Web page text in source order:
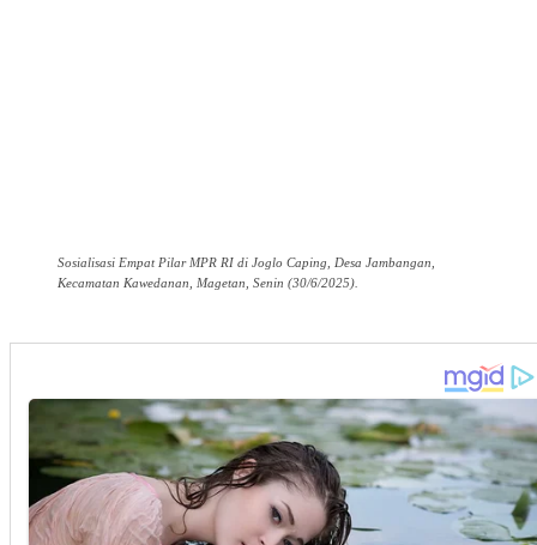
Sosialisasi Empat Pilar MPR RI di Joglo Caping, Desa Jambangan,
Kecamatan Kawedanan, Magetan, Senin (30/6/2025).